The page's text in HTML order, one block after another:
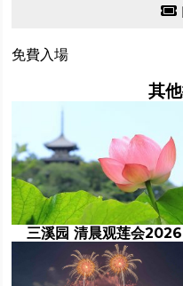
免費入場
其
三溪园 清晨观莲会2026